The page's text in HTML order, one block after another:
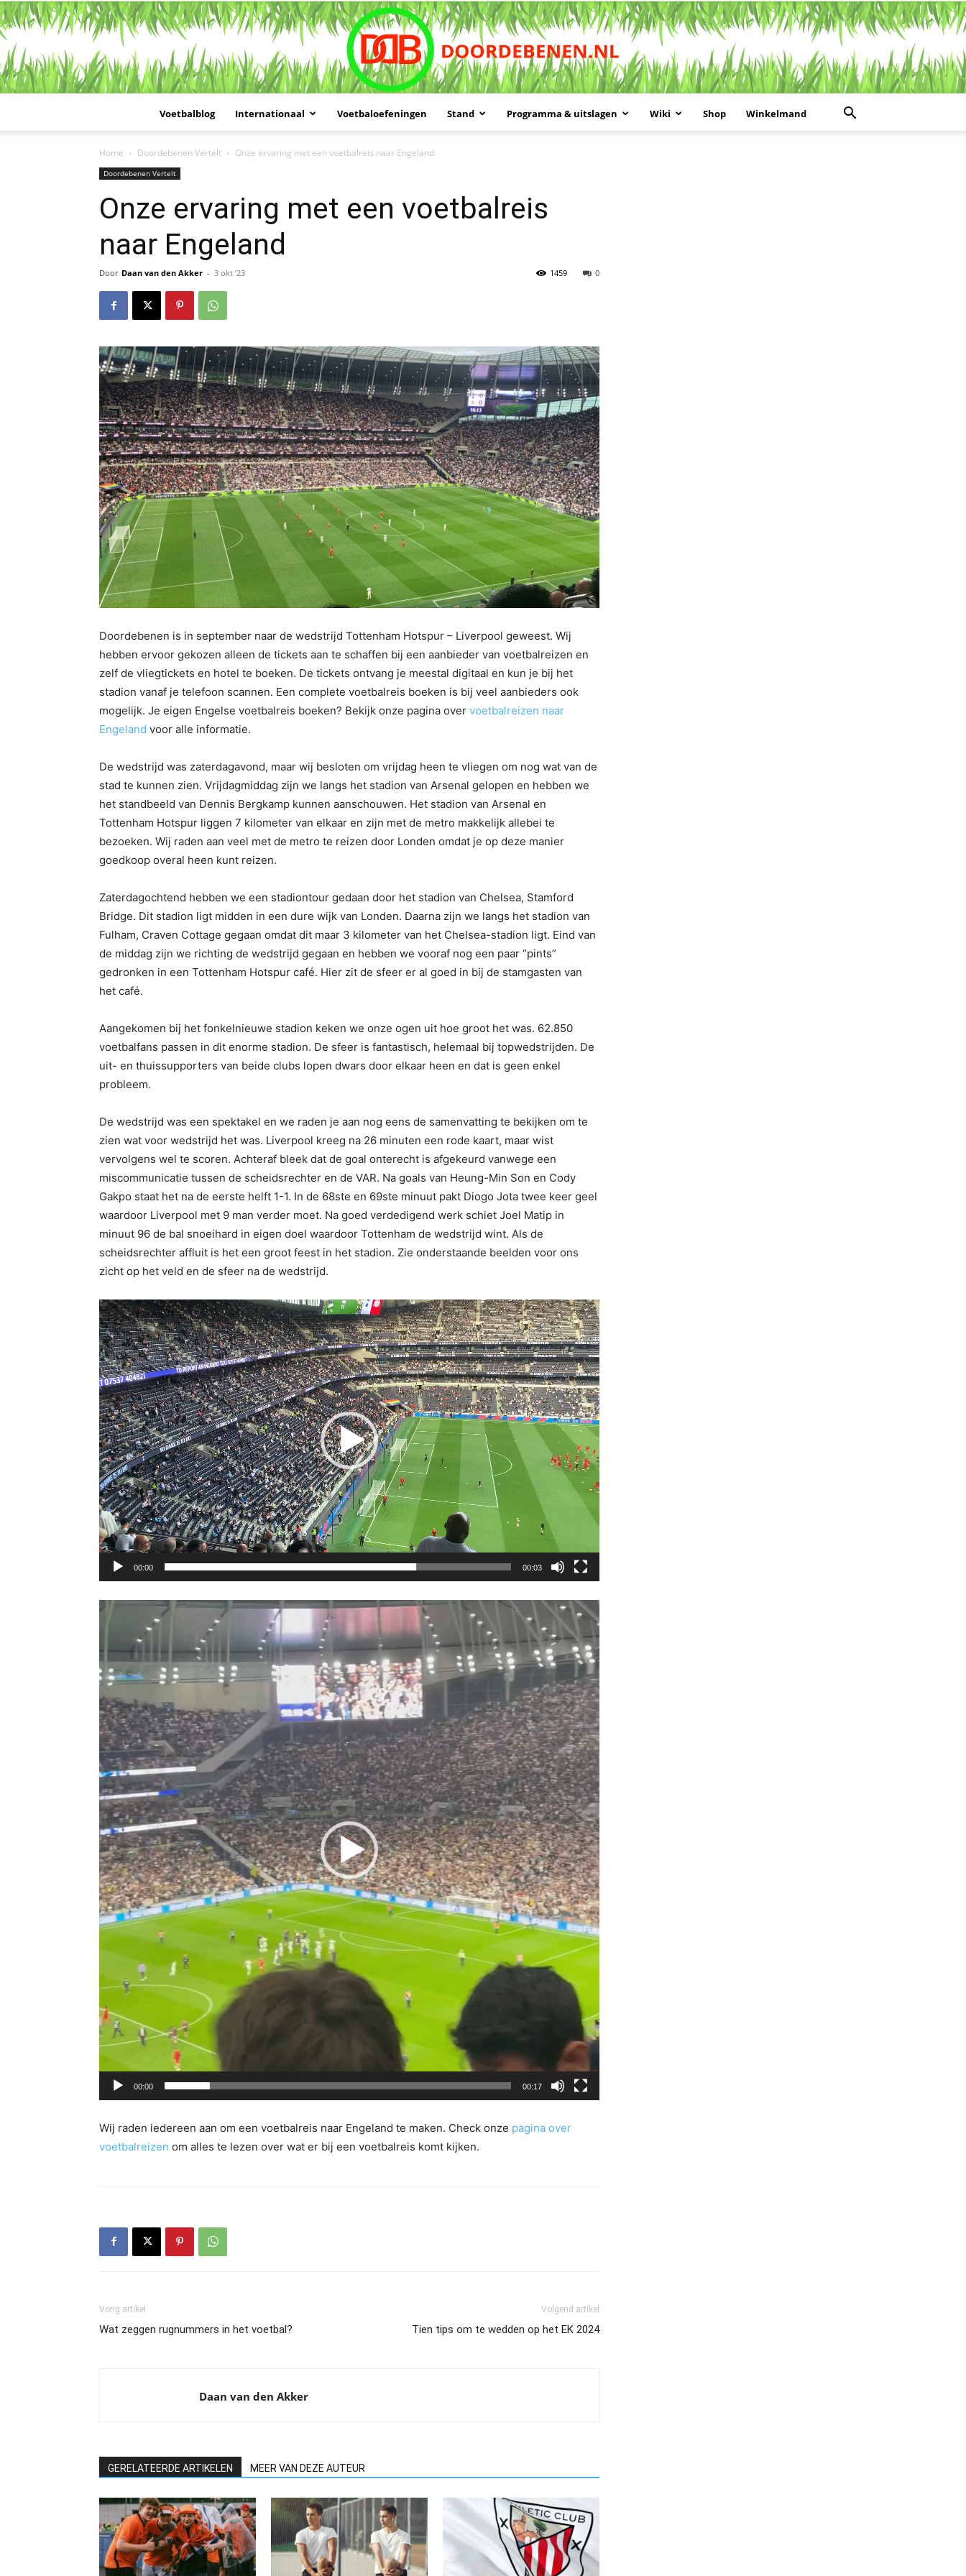
Voetbalblog Internationaal Voetbaloefeningen Stand Programma & uitslagen Wiki Shop Winkelmand
Home Doordebenen Vertelt Onze ervaring met een voetbalreis naar Engeland
Doordebenen Vertelt
Onze ervaring met een voetbalreis
naar Engeland
Door Daan van den Akker - 3 okt ’23 0
1459
Doordebenen is in september naar de wedstrijd Tottenham Hotspur – Liverpool geweest. Wij
hebben ervoor gekozen alleen de tickets aan te schaffen bij een aanbieder van voetbalreizen en
zelf de vliegtickets en hotel te boeken. De tickets ontvang je meestal digitaal en kun je bij het
stadion vanaf je telefoon scannen. Een complete voetbalreis boeken is bij veel aanbieders ook
mogelijk. Je eigen Engelse voetbalreis boeken? Bekijk onze pagina over voetbalreizen naar
Engeland voor alle informatie.
De wedstrijd was zaterdagavond, maar wij besloten om vrijdag heen te vliegen om nog wat van de
stad te kunnen zien. Vrijdagmiddag zijn we langs het stadion van Arsenal gelopen en hebben we
het standbeeld van Dennis Bergkamp kunnen aanschouwen. Het stadion van Arsenal en
Tottenham Hotspur liggen 7 kilometer van elkaar en zijn met de metro makkelijk allebei te
bezoeken. Wij raden aan veel met de metro te reizen door Londen omdat je op deze manier
goedkoop overal heen kunt reizen.
Zaterdagochtend hebben we een stadiontour gedaan door het stadion van Chelsea, Stamford
Bridge. Dit stadion ligt midden in een dure wijk van Londen. Daarna zijn we langs het stadion van
Fulham, Craven Cottage gegaan omdat dit maar 3 kilometer van het Chelsea-stadion ligt. Eind van
de middag zijn we richting de wedstrijd gegaan en hebben we vooraf nog een paar “pints”
gedronken in een Tottenham Hotspur café. Hier zit de sfeer er al goed in bij de stamgasten van
het café.
Aangekomen bij het fonkelnieuwe stadion keken we onze ogen uit hoe groot het was. 62.850
voetbalfans passen in dit enorme stadion. De sfeer is fantastisch, helemaal bij topwedstrijden. De
uit- en thuissupporters van beide clubs lopen dwars door elkaar heen en dat is geen enkel
probleem.
De wedstrijd was een spektakel en we raden je aan nog eens de samenvatting te bekijken om te
zien wat voor wedstrijd het was. Liverpool kreeg na 26 minuten een rode kaart, maar wist
vervolgens wel te scoren. Achteraf bleek dat de goal onterecht is afgekeurd vanwege een
miscommunicatie tussen de scheidsrechter en de VAR. Na goals van Heung-Min Son en Cody
Gakpo staat het na de eerste helft 1-1. In de 68ste en 69ste minuut pakt Diogo Jota twee keer geel
waardoor Liverpool met 9 man verder moet. Na goed verdedigend werk schiet Joel Matip in
minuut 96 de bal snoeihard in eigen doel waardoor Tottenham de wedstrijd wint. Als de
scheidsrechter affluit is het een groot feest in het stadion. Zie onderstaande beelden voor ons
zicht op het veld en de sfeer na de wedstrijd.
Videospeler
00:00 00:03
Videospeler
00:00 00:17
Wij raden iedereen aan om een voetbalreis naar Engeland te maken. Check onze pagina over
voetbalreizen om alles te lezen over wat er bij een voetbalreis komt kijken.
Vorig artikel
Wat zeggen rugnummers in het voetbal?
Volgend artikel
Tien tips om te wedden op het EK 2024
Daan van den Akker
GERELATEERDE ARTIKELEN MEER VAN DEZE AUTEUR